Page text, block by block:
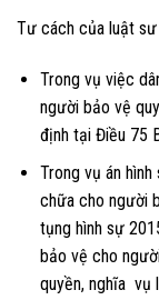
Tư cách của luật
Trong vụ việc
người bảo vệ
định tại Điều 75
Trong vụ án
chữa cho người
tụng hình sự
bảo vệ cho
quyền, nghĩa vụ